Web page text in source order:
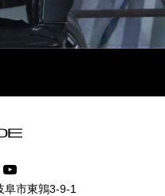
阜市東鶉3-9-1